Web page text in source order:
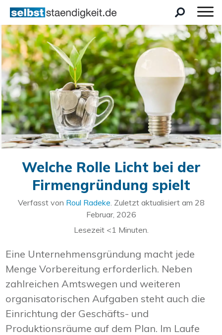
Welche Rolle Licht bei der
Firmengründung spielt
Verfasst von Roul Radeke. Zuletzt aktualisiert am 28
Februar, 2026
Lesezeit <1 Minuten.
Eine Unternehmensgründung macht jede
Menge Vorbereitung erforderlich. Neben
zahlreichen Amtswegen und weiteren
organisatorischen Aufgaben steht auch die
Einrichtung der Geschäfts- und
Produktionsräume auf dem Plan. Im Laufe